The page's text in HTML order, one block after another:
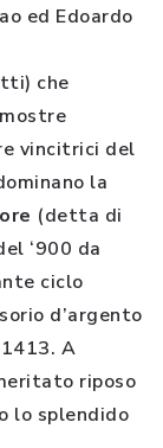
ed Edoardo
che
vincitrici del
la
(detta di
‘900 da
ciclo
d’argento
A
riposo
lo splendido